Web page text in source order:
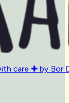
care ✚ by Bor